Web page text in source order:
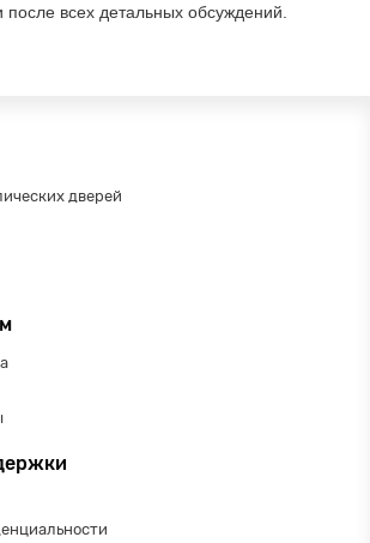
после всех детальных обсуждений.
дверей